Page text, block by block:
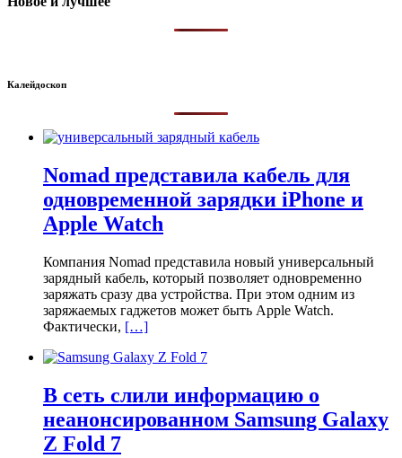
Калейдоскоп
Nomad представила кабель для
одновременной зарядки iPhone и
Apple Watch
Компания Nomad представила новый универсальный
зарядный кабель, который позволяет одновременно
заряжать сразу два устройства. При этом одним из
заряжаемых гаджетов может быть Apple Watch.
Фактически, […]
В сеть слили информацию о
неанонсированном Samsung Galaxy
Z Fold 7